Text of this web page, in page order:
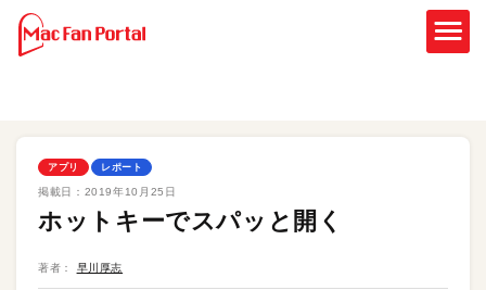
アプリ レポート
掲載日： 2019年10月25日
ホットキーでスパッと開く
著者： 早川厚志